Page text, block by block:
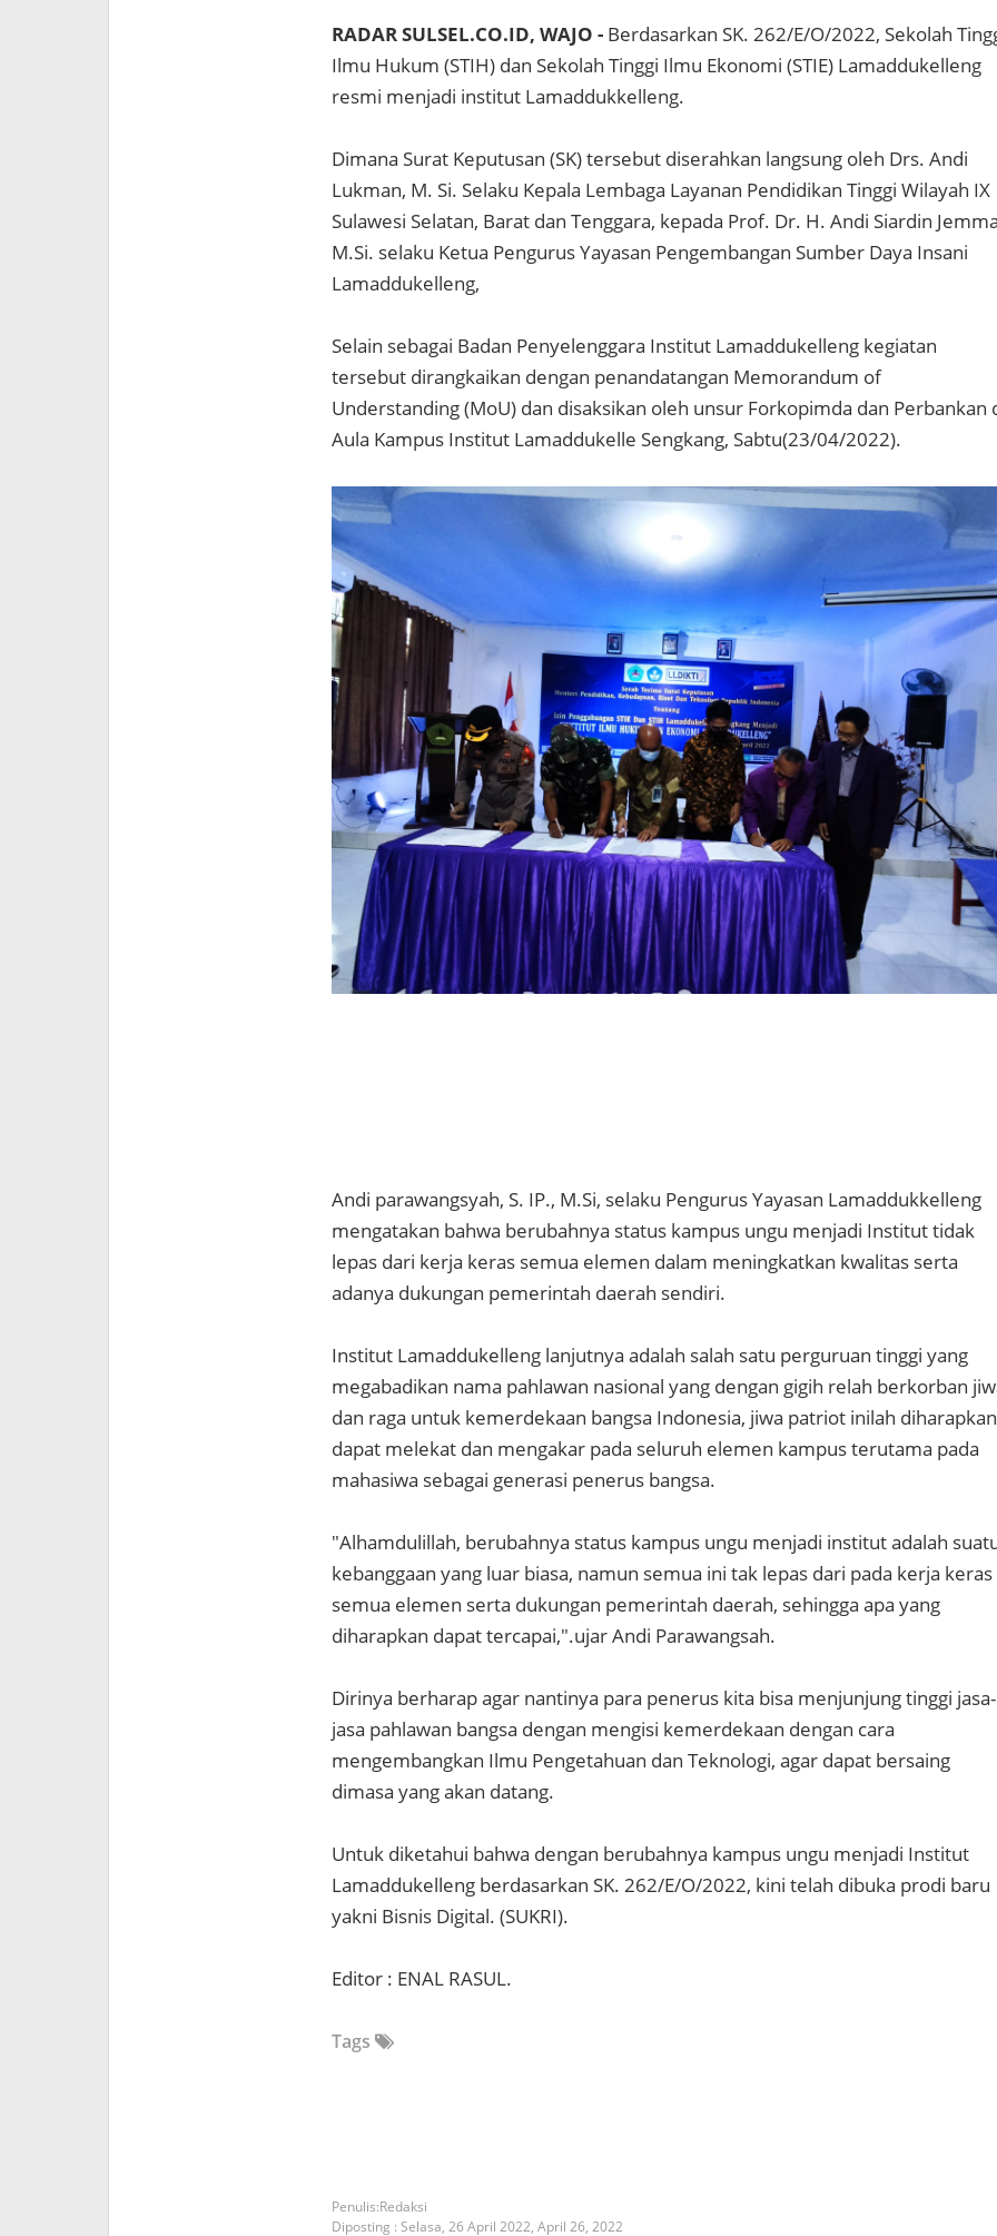
RADAR SULSEL.CO.ID, WAJO - Berdasarkan SK. 262/E/O/2022, Sekolah
Ilmu Hukum (STIH) dan Sekolah Tinggi Ilmu Ekonomi (STIE) Lamaddukelleng
resmi menjadi institut Lamaddukkelleng.
Dimana Surat Keputusan (SK) tersebut diserahkan langsung oleh Drs. Andi
Lukman, M. Si. Selaku Kepala Lembaga Layanan Pendidikan Tinggi Wilayah IX
Sulawesi Selatan, Barat dan Tenggara, kepada Prof. Dr. H. Andi Siardin
M.Si. selaku Ketua Pengurus Yayasan Pengembangan Sumber Daya Insani
Lamaddukelleng,
Selain sebagai Badan Penyelenggara Institut Lamaddukelleng kegiatan
tersebut dirangkaikan dengan penandatangan Memorandum of
Understanding (MoU) dan disaksikan oleh unsur Forkopimda dan Perbankan
Aula Kampus Institut Lamaddukelle Sengkang, Sabtu(23/04/2022).
Andi parawangsyah, S. IP., M.Si, selaku Pengurus Yayasan Lamaddukkelleng
mengatakan bahwa berubahnya status kampus ungu menjadi Institut tidak
lepas dari kerja keras semua elemen dalam meningkatkan kwalitas serta
adanya dukungan pemerintah daerah sendiri.
Institut Lamaddukelleng lanjutnya adalah salah satu perguruan tinggi yang
megabadikan nama pahlawan nasional yang dengan gigih relah berkorban
dan raga untuk kemerdekaan bangsa Indonesia, jiwa patriot inilah diharapkan
dapat melekat dan mengakar pada seluruh elemen kampus terutama pada
mahasiwa sebagai generasi penerus bangsa.
"Alhamdulillah, berubahnya status kampus ungu menjadi institut adalah
kebanggaan yang luar biasa, namun semua ini tak lepas dari pada kerja keras
semua elemen serta dukungan pemerintah daerah, sehingga apa yang
diharapkan dapat tercapai,".ujar Andi Parawangsah.
Dirinya berharap agar nantinya para penerus kita bisa menjunjung tinggi jasa-
jasa pahlawan bangsa dengan mengisi kemerdekaan dengan cara
mengembangkan Ilmu Pengetahuan dan Teknologi, agar dapat bersaing
dimasa yang akan datang.
Untuk diketahui bahwa dengan berubahnya kampus ungu menjadi Institut
Lamaddukelleng berdasarkan SK. 262/E/O/2022, kini telah dibuka prodi baru
yakni Bisnis Digital. (SUKRI).
Editor : ENAL RASUL.
Tags
Redaksi
Diposting : Selasa, 26 April 2022, April 26, 2022